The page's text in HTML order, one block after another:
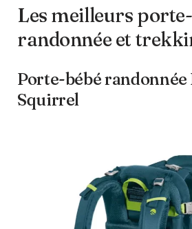
Les meilleurs
randonnée et
Porte-bébé
Squirrel